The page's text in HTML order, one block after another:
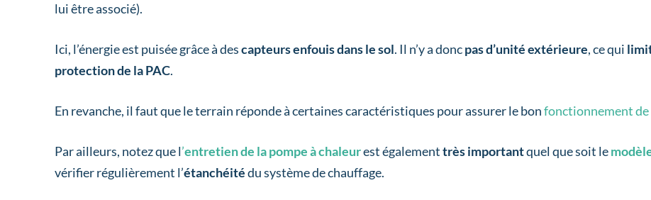
lui être associé).
Ici, l’énergie est puisée grâce à descapteurs enfouis dans le sol. Il n’y a doncpas d’unité extérieure, ce qui
protection de la PAC.
En revanche, il faut que le terrain réponde à certaines caractéristiques pour assurer le bonfonctionnement de
Par ailleurs, notez que l’entretien de la pompe à chaleurest égalementtrès importantquel que soit le
vérifier régulièrement l’étanchéitédu système de chauffage.